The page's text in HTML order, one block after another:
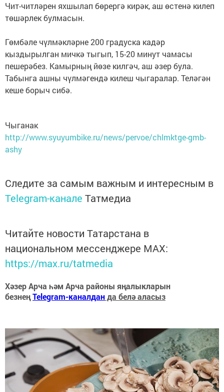
Чит-читләрен яхшылап бөрергә кирәк, аш өстенә килеп
төшәрлек булмасын.
Гөмбәле чүлмәкләрне 200 градуска кадәр
кыздырылган мичкә тыгып, 15-20 минут чамасы
пешерәбез. Камырның йөзе килгәч, аш әзер була.
Табынга ашны чүлмәгендә килеш чыгаралар. Теләгән
кеше борыч сибә.
Чыганак
http://www.syuyumbike.ru/news/pervoe/chlmktge-gmb-
ashy
Следите за самым важным и интересным в
Telegram-канале Татмедиа
Читайте новости Татарстана в
национальном мессенджере MАХ:
https://max.ru/tatmedia
Хәзер Арча һәм Арча районы яңалыкларын
безнеңTelegram-каналданда белә аласыз